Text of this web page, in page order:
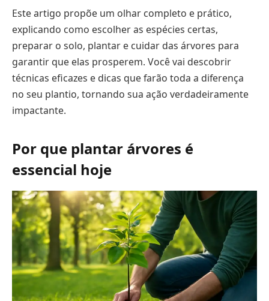
Este artigo propõe um olhar completo e prático,
explicando como escolher as espécies certas,
preparar o solo, plantar e cuidar das árvores para
garantir que elas prosperem. Você vai descobrir
técnicas eficazes e dicas que farão toda a diferença
no seu plantio, tornando sua ação verdadeiramente
impactante.
Por que plantar árvores é
essencial hoje